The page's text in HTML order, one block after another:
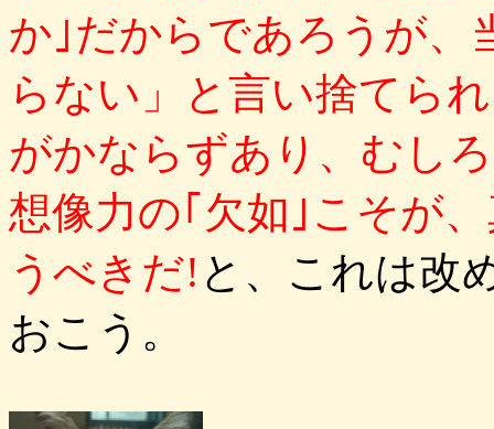
か｣だからであろうが、
らない」と言い捨てら
がかならずあり、むし
想像力の｢欠如｣こそが
うべきだ! と、これは改
おこう。